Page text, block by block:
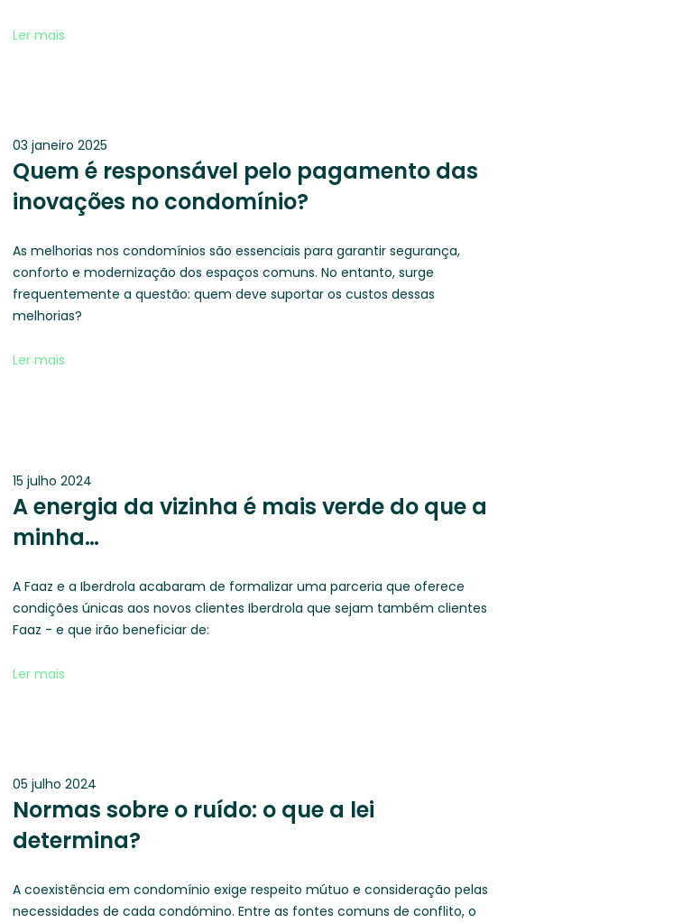
Ler mais
03 janeiro 2025
Quem é responsável pelo pagamento das
inovações no condomínio?
As melhorias nos condomínios são essenciais para garantir segurança,
conforto e modernização dos espaços comuns. No entanto, surge
frequentemente a questão: quem deve suportar os custos dessas
melhorias?
Ler mais
15 julho 2024
A energia da vizinha é mais verde do que a
minha…
A Faaz e a Iberdrola acabaram de formalizar uma parceria que oferece
condições únicas aos novos clientes Iberdrola que sejam também clientes
Faaz - e que irão beneficiar de:
Ler mais
05 julho 2024
Normas sobre o ruído: o que a lei
determina?
A coexistência em condomínio exige respeito mútuo e consideração pelas
necessidades de cada condómino. Entre as fontes comuns de conflito, o